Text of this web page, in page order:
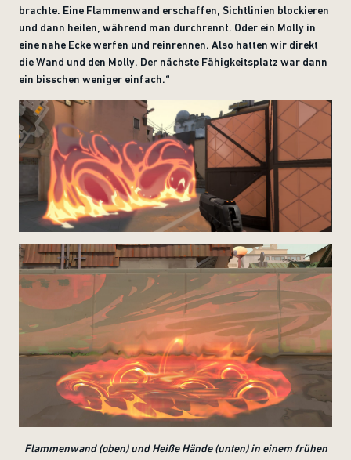
brachte. Eine Flammenwand erschaffen, Sichtlinien blockieren
und dann heilen, während man durchrennt. Oder ein Molly in
eine nahe Ecke werfen und reinrennen. Also hatten wir direkt
die Wand und den Molly. Der nächste Fähigkeitsplatz war dann
ein bisschen weniger einfach.“
Flammenwand (oben) und Heiße Hände (unten) in einem frühen